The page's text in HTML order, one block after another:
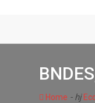
Home - hj